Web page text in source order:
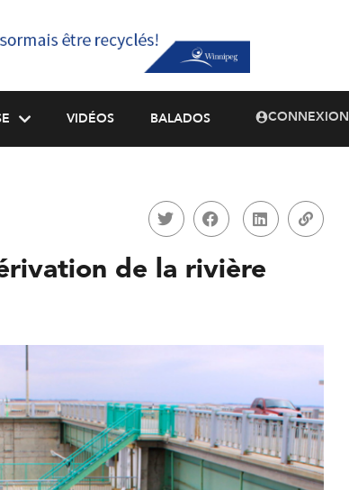
VIDÉOS BALADOS CONNEXION
de la rivière